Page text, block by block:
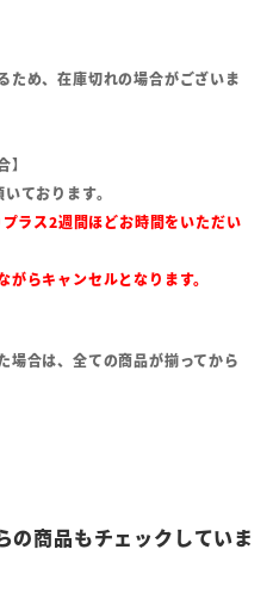
ため、在庫切れの場合がございま
ております。
ラス2週間ほどお時間をいただい
がらキャンセルとなります。
場合は、全ての商品が揃ってから
の商品もチェックしていま